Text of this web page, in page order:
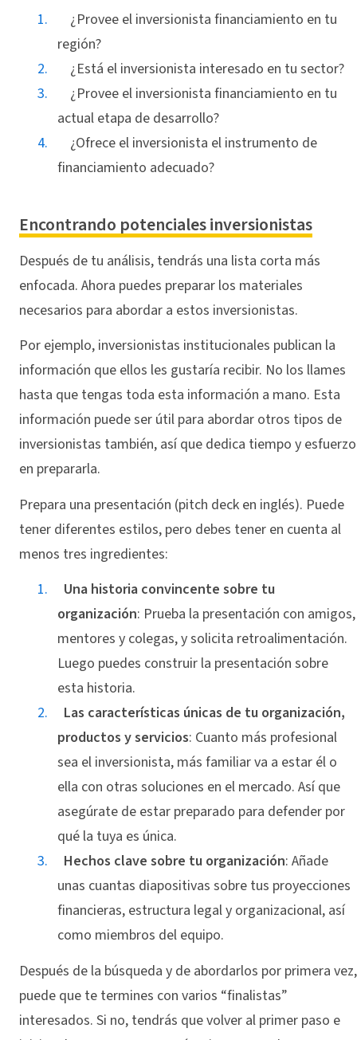
¿Provee el inversionista financiamiento en tu
región?
¿Está el inversionista interesado en tu sector?
¿Provee el inversionista financiamiento en tu
actual etapa de desarrollo?
¿Ofrece el inversionista el instrumento de
financiamiento adecuado?
Encontrando potenciales inversionistas
Después de tu análisis, tendrás una lista corta más
enfocada. Ahora puedes preparar los materiales
necesarios para abordar a estos inversionistas.
Por ejemplo, inversionistas institucionales publican la
información que ellos les gustaría recibir. No los llames
hasta que tengas toda esta información a mano. Esta
información puede ser útil para abordar otros tipos de
inversionistas también, así que dedica tiempo y esfuerzo
en prepararla.
Prepara una presentación (pitch deck en inglés). Puede
tener diferentes estilos, pero debes tener en cuenta al
menos tres ingredientes:
Una historia convincente sobre tu
organización: Prueba la presentación con amigos,
mentores y colegas, y solicita retroalimentación.
Luego puedes construir la presentación sobre
esta historia.
Las características únicas de tu organización,
productos y servicios: Cuanto más profesional
sea el inversionista, más familiar va a estar él o
ella con otras soluciones en el mercado. Así que
asegúrate de estar preparado para defender por
qué la tuya es única.
Hechos clave sobre tu organización: Añade
unas cuantas diapositivas sobre tus proyecciones
financieras, estructura legal y organizacional, así
como miembros del equipo.
Después de la búsqueda y de abordarlos por primera vez,
puede que te termines con varios “finalistas”
interesados. Si no, tendrás que volver al primer paso e